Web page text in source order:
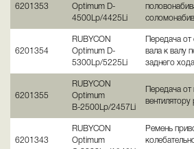
6201353
Optimum D-
4500Lp/4425Li
6201354
RUBYCON
Optimum D-
5300Lp/5225Li
Передача
вала к валу
заднего хода
6201355
RUBYCON
Optimum
В-2500Lp/2457Li
Передача
вентилятору
6201343
RUBYCON
Optimum
Ремень